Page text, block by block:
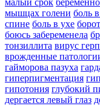
мышцах голени боль
спине боль в ухе
боюсь забеременела
тонзиллита вирус
врожденные
гайморова пазуха
гиперпигментация
гипотония глубокий
дергается левый глаз